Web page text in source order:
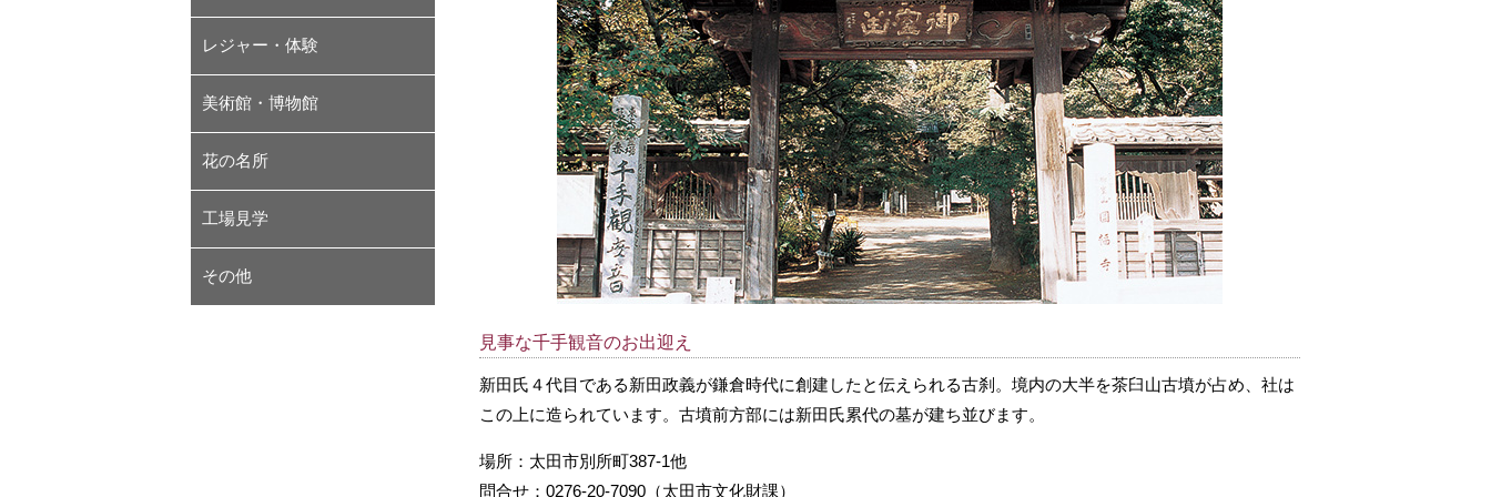
見事な千手観音のお出迎え
新田氏４代目である新田政義が鎌倉時代に創建したと伝えられる古刹。境内の大半を茶臼山古墳が占め、社は
この上に造られています。古墳前方部には新田氏累代の墓が建ち並びます。
場所：太田市別所町387-1他
問合せ：0276-20-7090（太田市文化財課）
レジャー・体験
美術館・博物館
花の名所
工場見学
その他